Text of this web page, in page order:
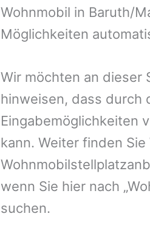
Wohnmobil in Baruth/
Möglichkeiten
Wir möchten an dieser
hinweisen, dass durch
Eingabemöglichkeiten
kann. Weiter finden
wenn Sie hier nach
suchen.